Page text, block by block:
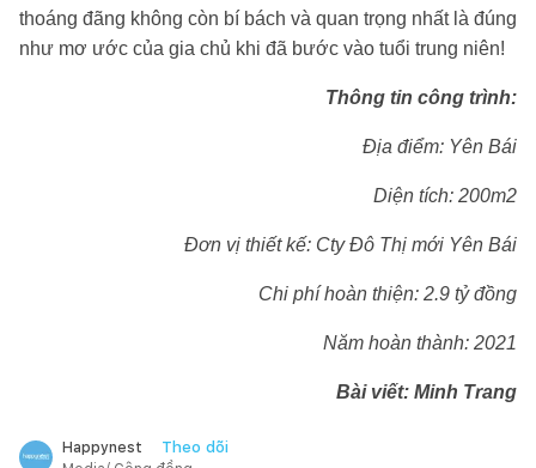
thoáng đãng không còn bí bách và quan trọng nhất là đúng
như mơ ước của gia chủ khi đã bước vào tuổi trung niên!
Thông tin công trình:
Địa điểm: Yên Bái
Diện tích: 200m2
Đơn vị thiết kế: Cty Đô Thị mới Yên Bái
Chi phí hoàn thiện: 2.9 tỷ đồng
Năm hoàn thành: 2021
Bài viết: Minh Trang
Happynest Theo dõi